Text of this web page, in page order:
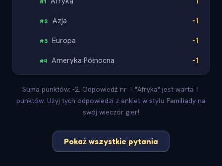
#2 Azja -1
#3 Europa -1
#4 Ameryka Północna -1
Suma punktów: -2. Odpowiedź nr 1 "Afryka" jest warta 1
punktów. Użyj tych odpowiedzi z ankiet w stylu Familiady na
swój wieczór gier!
Pokaż wszystkie pytania